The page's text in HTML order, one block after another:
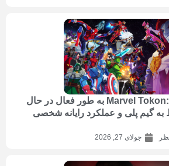
تیم Marvel Tokon: Fighting Souls به طور فعال در حال
گیم پلی و عملکرد رایانه شخصی
جولای 27, 2026